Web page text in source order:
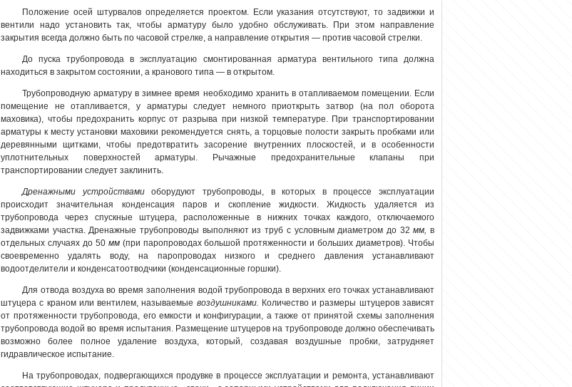
Положение осей штурвалов определяется проектом. Если указания отсутствуют, то задвижки и
вентили надо установить так, чтобы арматуру было удобно обслуживать. При этом направление
закрытия всегда должно быть по часовой стрелке, а направление открытия — против часовой стрелки.
До пуска трубопровода в эксплуатацию смонтированная арматура вентильного типа должна
находиться в закрытом состоянии, а кранового типа — в открытом.
Трубопроводную арматуру в зимнее время необходимо хранить в отапливаемом помещении. Если
помещение не отапливается, у арматуры следует немного приоткрыть затвор (на пол оборота
маховика), чтобы предохранить корпус от разрыва при низкой температуре. При транспортировании
арматуры к месту установки маховики рекомендуется снять, а торцовые полости закрыть пробками или
деревянными щитками, чтобы предотвратить засорение внутренних плоскостей, и в особенности
уплотнительных поверхностей арматуры. Рычажные предохранительные клапаны при
транспортировании следует заклинить.
Дренажными устройствамиоборудуют трубопроводы, в которых в процессе эксплуатации
происходит значительная конденсация паров и скопление жидкости. Жидкость удаляется из
трубопровода через спускные штуцера, расположенные в нижних точках каждого, отключаемого
задвижками участка. Дренажные трубопроводы выполняют из труб с условным диаметром до 32мм,в
отдельных случаях до 50 мм (при паропроводах большой протяженности и больших диаметров). Чтобы
своевременно удалять воду, на паропроводах низкого и среднего давления устанавливают
водоотделители и конденсатоотводчики (конденсационные горшки).
Для отвода воздуха во время заполнения водой трубопровода в верхних его точках устанавливают
штуцера с краном или вентилем, называемые воздушниками. Количество и размеры штуцеров зависят
от протяженности трубопровода, его емкости и конфигурации, а также от принятой схемы заполнения
трубопровода водой во время испытания. Размещение штуцеров на трубопроводе должно обеспечивать
возможно более полное удаление воздуха, который, создавая воздушные пробки, затрудняет
гидравлическое испытание.
На трубопроводах, подвергающихся продувке в процессе эксплуатации и ремонта, устанавливают